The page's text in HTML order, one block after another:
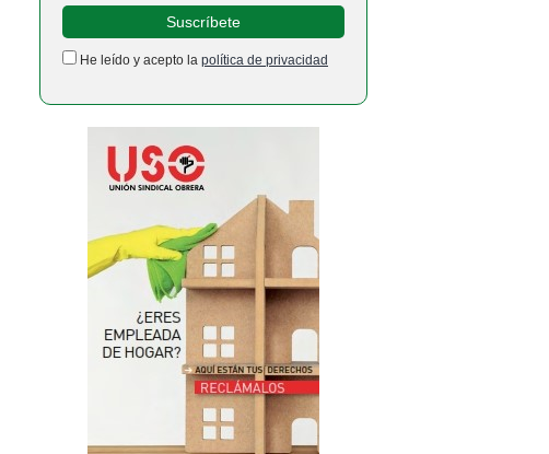
He leído y acepto la política de privacidad